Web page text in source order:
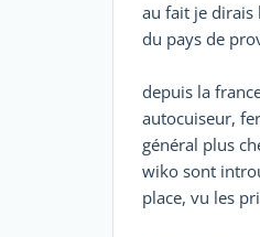
au fait je dirais
du pays de
depuis la
autocuiseur,
général plus
wiko sont
place, vu les